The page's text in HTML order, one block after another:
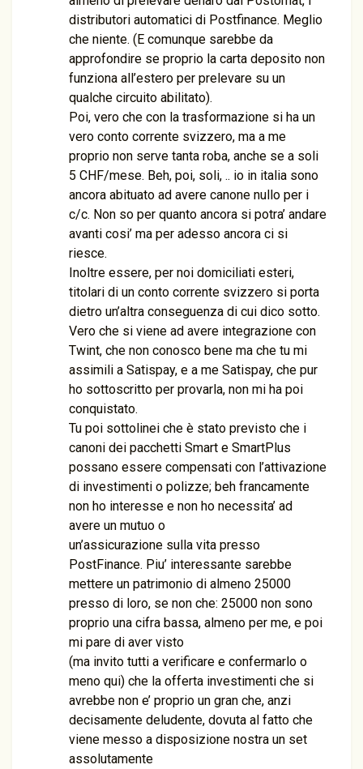
distributori automatici di Postfinance. Meglio
che niente. (E comunque sarebbe da
approfondire se proprio la carta deposito non
funziona all’estero per prelevare su un
qualche circuito abilitato).
Poi, vero che con la trasformazione si ha un
vero conto corrente svizzero, ma a me
proprio non serve tanta roba, anche se a soli
5 CHF/mese. Beh, poi, soli, .. io in italia sono
ancora abituato ad avere canone nullo per i
c/c. Non so per quanto ancora si potra’ andare
avanti cosi’ ma per adesso ancora ci si
riesce.
Inoltre essere, per noi domiciliati esteri,
titolari di un conto corrente svizzero si porta
dietro un’altra conseguenza di cui dico sotto.
Vero che si viene ad avere integrazione con
Twint, che non conosco bene ma che tu mi
assimili a Satispay, e a me Satispay, che pur
ho sottoscritto per provarla, non mi ha poi
conquistato.
Tu poi sottolinei che è stato previsto che i
canoni dei pacchetti Smart e SmartPlus
possano essere compensati con l’attivazione
di investimenti o polizze; beh francamente
non ho interesse e non ho necessita’ ad
avere un mutuo o
un’assicurazione sulla vita presso
PostFinance. Piu’ interessante sarebbe
mettere un patrimonio di almeno 25000
presso di loro, se non che: 25000 non sono
proprio una cifra bassa, almeno per me, e poi
mi pare di aver visto
(ma invito tutti a verificare e confermarlo o
meno qui) che la offerta investimenti che si
avrebbe non e’ proprio un gran che, anzi
decisamente deludente, dovuta al fatto che
viene messo a disposizione nostra un set
assolutamente